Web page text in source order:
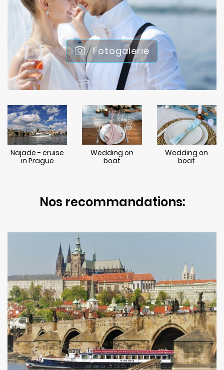
Fotogalerie
Najade - cruise
in Prague
Wedding on
boat
Wedding on
boat
Nos recommandations: